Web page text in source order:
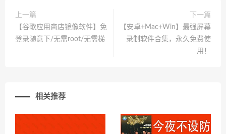
上一篇
【谷歌应用商店镜像软件】免
登录随意下/无需root/无需梯
下一篇
【安卓+Mac+Win】最强屏幕
录制软件合集，永久免费使
用！
相关推荐